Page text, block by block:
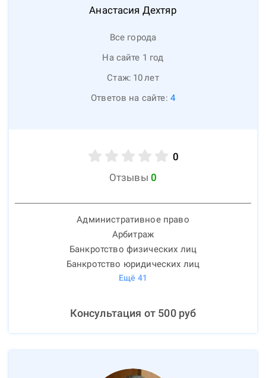
Анастасия Дехтяр
Все города
На сайте 1 год
Стаж: 10лет
Ответов на сайте: 4
0
Отзывы 0
Административное право
Арбитраж
Банкротство физических лиц
Банкротство юридических лиц
Ещё 41
Консультация от 500руб